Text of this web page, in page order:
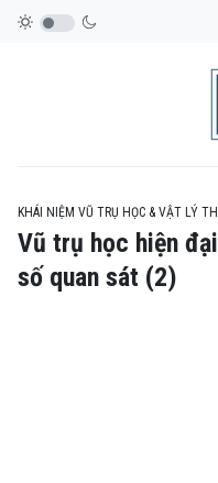
KHÁI NIỆM VŨ TRỤ HỌC & VẬT LÝ
Vũ trụ học hiện
số quan sát (2)